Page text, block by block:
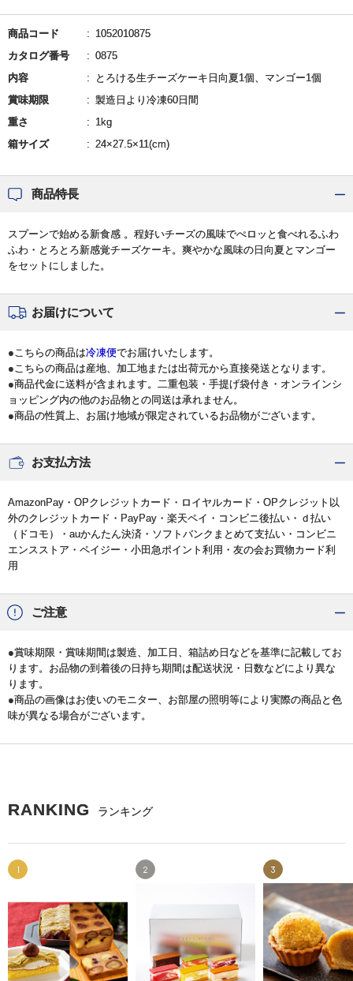
商品コード
1052010875
カタログ番号
0875
内容
とろける生チーズケーキ日向夏1個、マンゴー1個
賞味期限
製造日より冷凍60日間
重さ
1kg
箱サイズ
24×27.5×11(cm)
商品特長
スプーンで始める新食感 。程好いチーズの風味でぺロッと食べれるふわ
ふわ・とろとろ新感覚チーズケーキ。爽やかな風味の日向夏とマンゴー
をセットにしました。
お届けについて
●こちらの商品は冷凍便でお届けいたします。
●こちらの商品は産地、加工地または出荷元から直接発送となります。
●商品代金に送料が含まれます。二重包装・手提げ袋付き・オンラインシ
ョッピング内の他のお品物との同送は承れません。
●商品の性質上、お届け地域が限定されているお品物がございます。
お支払方法
AmazonPay・OPクレジットカード・ロイヤルカード・OPクレジット以
外のクレジットカード・PayPay・楽天ペイ・コンビニ後払い・ｄ払い
（ドコモ）・auかんたん決済・ソフトバンクまとめて支払い・コンビニ
エンスストア・ペイジー・小田急ポイント利用・友の会お買物カード利
用
ご注意
●賞味期限・賞味期間は製造、加工日、箱詰め日などを基準に記載してお
ります。お品物の到着後の日持ち期間は配送状況・日数などにより異な
ります。
●商品の画像はお使いのモニター、お部屋の照明等により実際の商品と色
味が異なる場合がございます。
RANKING ランキング
1 2 3